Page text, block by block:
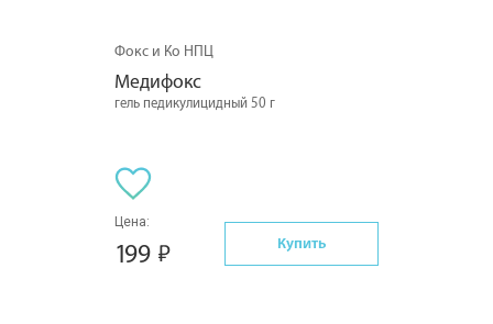
Фокс и Ко НПЦ
Медифокс
гель педикулицидный 50 г
Цена:
199 Купить